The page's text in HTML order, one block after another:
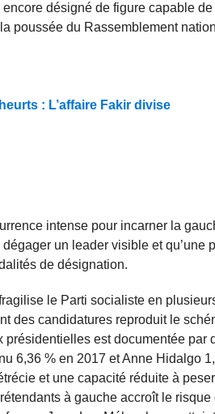
désigné de figure capable
poussée du Rassemblement
: L’affaire Fakir divise
intense pour incarner la
un leader visible et qu’une
de désignation.
le Parti socialiste en
des candidatures reproduit le
est documentée par
6,36 % en 2017 et Anne Hidalgo
et une capacité réduite à
à gauche accroît le